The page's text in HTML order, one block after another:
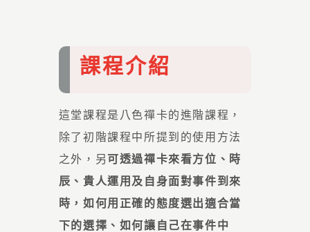
課程介紹
這堂課程是八色禪卡的進階課程，
除了初階課程中所提到的使用方法
之外，另 可透過禪卡來看方位、時
辰、貴人運用及自身面對事件到來
時，如何用正確的態度選出適合當
下的選擇、如何讓自己在事件中